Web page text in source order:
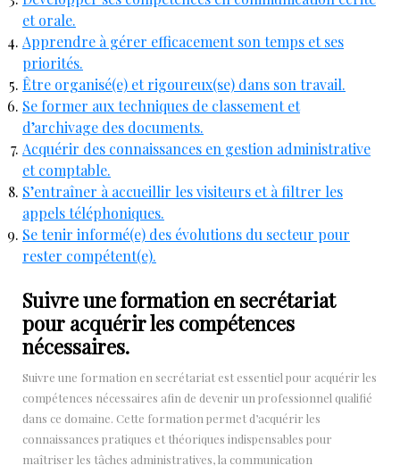
et orale.
Apprendre à gérer efficacement son temps et ses
priorités.
Être organisé(e) et rigoureux(se) dans son travail.
Se former aux techniques de classement et
d’archivage des documents.
Acquérir des connaissances en gestion administrative
et comptable.
S’entraîner à accueillir les visiteurs et à filtrer les
appels téléphoniques.
Se tenir informé(e) des évolutions du secteur pour
rester compétent(e).
Suivre une formation en secrétariat
pour acquérir les compétences
nécessaires.
Suivre une formation en secrétariat est essentiel pour acquérir les
compétences nécessaires afin de devenir un professionnel qualifié
dans ce domaine. Cette formation permet d’acquérir les
connaissances pratiques et théoriques indispensables pour
maîtriser les tâches administratives, la communication